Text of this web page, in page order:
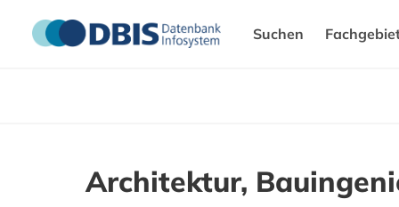
Suchen
Architektur,